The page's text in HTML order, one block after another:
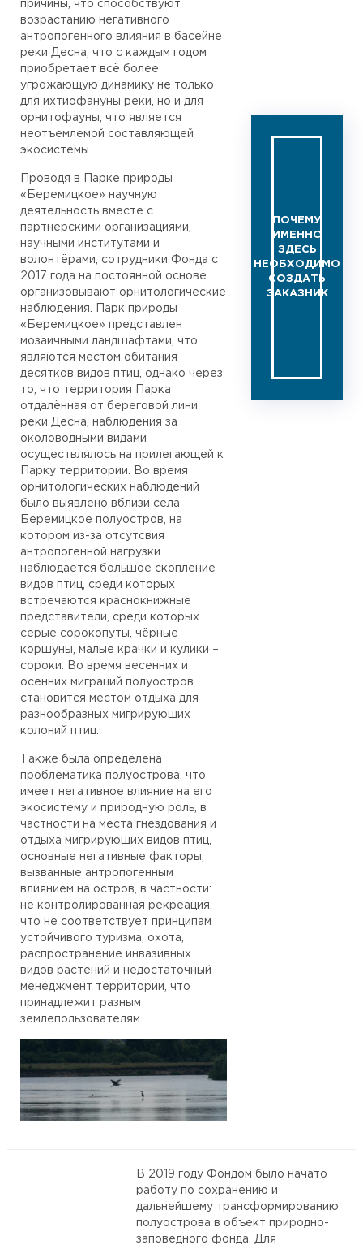
ПОЧЕМУ
ИМЕННО
ЗДЕСЬ
НЕОБХОДИМО
СОЗДАТЬ
ЗАКАЗНИК
причины, что способствуют
возрастанию негативного
антропогенного влияния в басейне
реки Десна, что с каждым годом
приобретает всё более
угрожающую динамику не только
для ихтиофануны реки, но и для
орнитофауны, что является
неотъемлемой составляющей
экосистемы.
Проводя в Парке природы
«Беремицкое» научную
деятельность вместе с
партнерскими организациями,
научными институтами и
волонтёрами, сотрудники Фонда с
2017 года на постоянной основе
организовывают орнитологические
наблюдения. Парк природы
«Беремицкое» представлен
мозаичными ландшафтами, что
являются местом обитания
десятков видов птиц, однако через
то, что территория Парка
отдалённая от береговой лини
реки Десна, наблюдения за
околоводными видами
осуществлялось на прилегающей к
Парку территории. Во время
орнитологических наблюдений
было выявлено вблизи села
Беремицкое полуостров, на
котором из-за отсутсвия
антропогенной нагрузки
наблюдается большое скопление
видов птиц, среди которых
встречаются краснокнижные
представители, среди которых
серые сорокопуты, чёрные
коршуны, малые крачки и кулики –
сороки. Во время весенних и
осенних миграций полуостров
становится местом отдыха для
разнообразных мигрирующих
колоний птиц.
Также была определена
проблематика полуострова, что
имеет негативное влияние на его
экосистему и природную роль, в
частности на места гнездования и
отдыха мигрирующих видов птиц,
основные негативные факторы,
вызванные антропогенным
влиянием на остров, в частности:
не контролированная рекреация,
что не соответствует принципам
устойчивого туризма, охота,
распространение инвазивных
видов растений и недостаточный
менеджмент территории, что
принадлежит разным
землепользователям.
В 2019 году Фондом было начато
работу по сохранению и
дальнейшему трансформированию
полуострова в объект природно-
заповедного фонда. Для